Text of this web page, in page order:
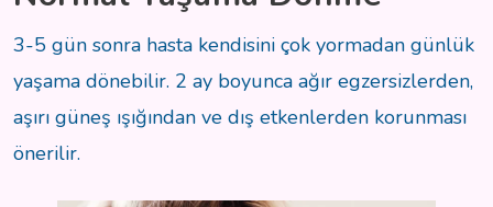
3-5 gün sonra hasta kendisini çok yormadan günlük
yaşama dönebilir. 2 ay boyunca ağır egzersizlerden,
aşırı güneş ışığından ve dış etkenlerden korunması
önerilir.